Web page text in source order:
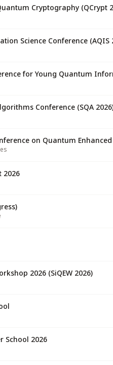
Cryptography (QCrypt
Science Conference (AQIS
for Young Quantum
Conference (SQA
on Quantum
2026 (SiQEW 2026)
School 2026